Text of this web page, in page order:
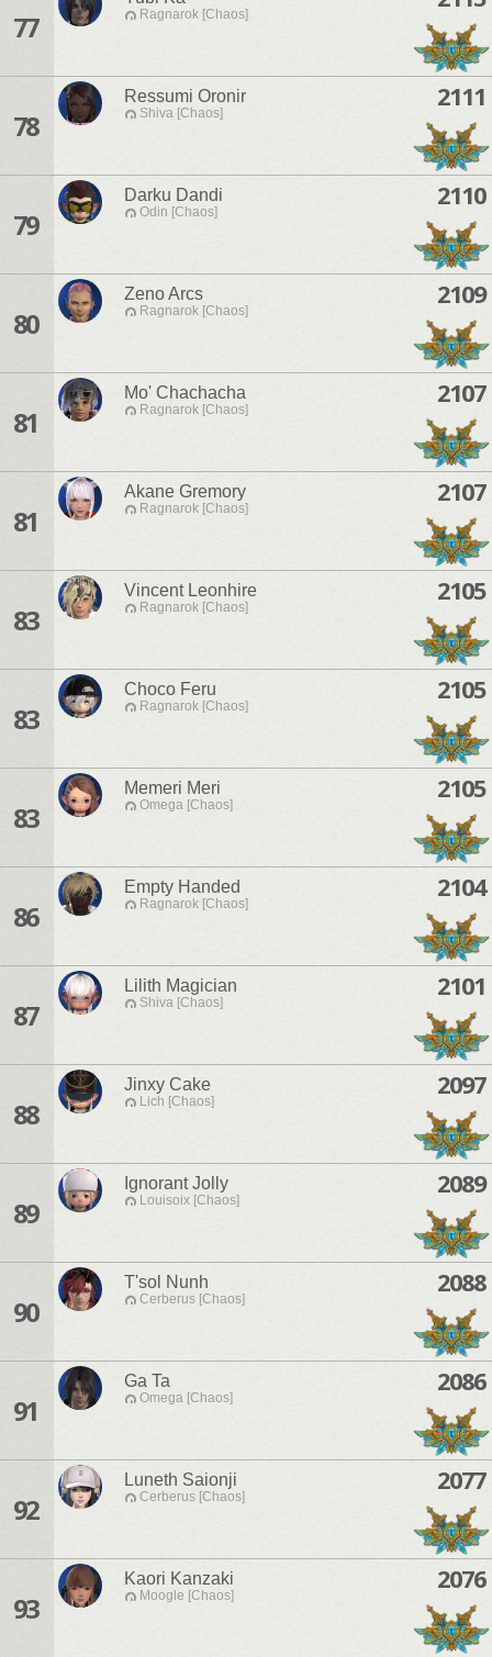
77 Ragnarok [Chaos]
78
Ressumi Oronir
Shiva [Chaos]
2111
79
Darku Dandi
Odin [Chaos]
2110
80
Zeno Arcs
Ragnarok [Chaos]
2109
81
Mo' Chachacha
Ragnarok [Chaos]
2107
81
Akane Gremory
Ragnarok [Chaos]
2107
83
Vincent Leonhire
Ragnarok [Chaos]
2105
83
Choco Feru
Ragnarok [Chaos]
2105
83
Memeri Meri
Omega [Chaos]
2105
86
Empty Handed
Ragnarok [Chaos]
2104
87
Lilith Magician
Shiva [Chaos]
2101
88
Jinxy Cake
Lich [Chaos]
2097
89
Ignorant Jolly
Louisoix [Chaos]
2089
90
T'sol Nunh
Cerberus [Chaos]
2088
91
Ga Ta
Omega [Chaos]
2086
92
Luneth Saionji
Cerberus [Chaos]
2077
93
Kaori Kanzaki
Moogle [Chaos]
2076